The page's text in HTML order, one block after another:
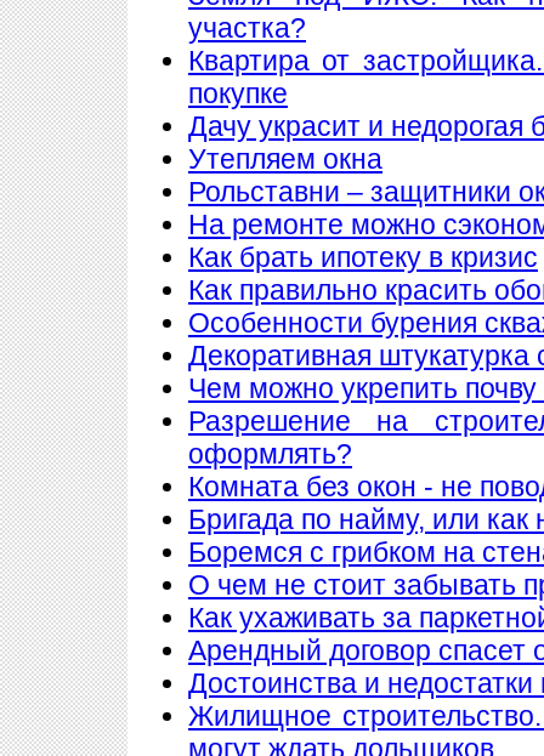
участка?
Квартира от
покупке
Дачу украсит и недорогая
Утепляем окна
Рольставни – защитники
На ремонте можно
Как брать ипотеку в кризис
Как правильно красить
Особенности бурения
Декоративная штукатурка
Чем можно укрепить почву
Разрешение на
оформлять?
Комната без окон - не
Бригада по найму, или как
Боремся с грибком на
О чем не стоит забывать
Как ухаживать за
Арендный договор спасет
Достоинства и
Жилищное
могут ждать дольщиков